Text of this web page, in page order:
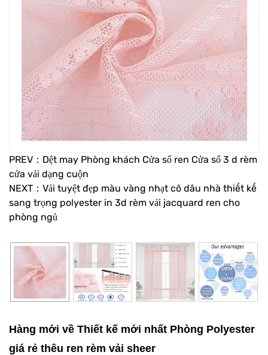
PREV：Dệt may Phòng khách Cửa sổ ren Cửa sổ 3 d rèm
cửa vải dạng cuộn
NEXT：Vải tuyệt đẹp màu vàng nhạt cô dâu nhà thiết kế
sang trọng polyester in 3d rèm vải jacquard ren cho
phòng ngủ
Hàng mới về Thiết kế mới nhất Phòng Polyester
giá rẻ thêu ren rèm vải sheer